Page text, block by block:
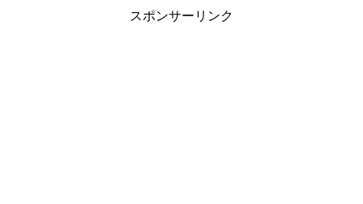
スポンサーリンク